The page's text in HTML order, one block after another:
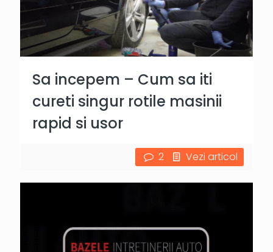
Sa incepem – Cum sa iti
cureti singur rotile masinii
rapid si usor
2 Vezi articol